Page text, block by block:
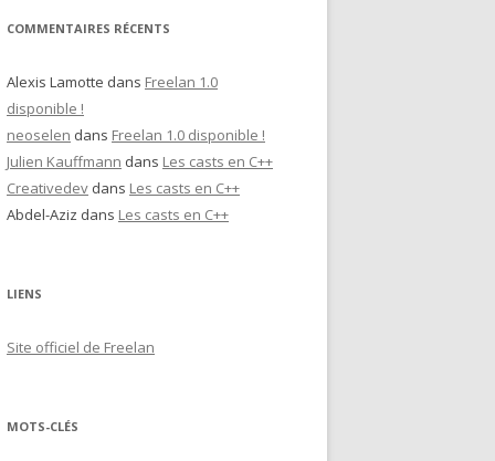
COMMENTAIRES RÉCENTS
Alexis Lamotte dans Freelan 1.0
disponible !
neoselen dans Freelan 1.0 disponible !
Julien Kauffmann dans Les casts en C++
Creativedev dans Les casts en C++
Abdel-Aziz dans Les casts en C++
LIENS
Site officiel de Freelan
MOTS-CLÉS